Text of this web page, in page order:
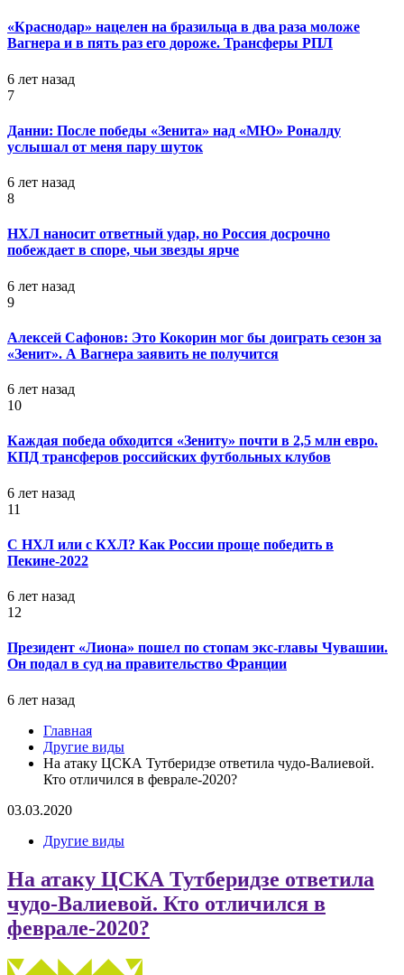
«Краснодар» нацелен на бразильца в два раза моложе
Вагнера и в пять раз его дороже. Трансферы РПЛ
6 лет назад
7
Данни: После победы «Зенита» над «МЮ» Роналду
услышал от меня пару шуток
6 лет назад
8
НХЛ наносит ответный удар, но Россия досрочно
побеждает в споре, чьи звезды ярче
6 лет назад
9
Алексей Сафонов: Это Кокорин мог бы доиграть сезон за
«Зенит». А Вагнера заявить не получится
6 лет назад
10
Каждая победа обходится «Зениту» почти в 2,5 млн евро.
КПД трансферов российских футбольных клубов
6 лет назад
11
С НХЛ или с КХЛ? Как России проще победить в
Пекине-2022
6 лет назад
12
Президент «Лиона» пошел по стопам экс-главы Чувашии.
Он подал в суд на правительство Франции
6 лет назад
Главная
Другие виды
На атаку ЦСКА Тутберидзе ответила чудо-Валиевой.
Кто отличился в феврале-2020?
03.03.2020
Другие виды
На атаку ЦСКА Тутберидзе ответила
чудо-Валиевой. Кто отличился в
феврале-2020?